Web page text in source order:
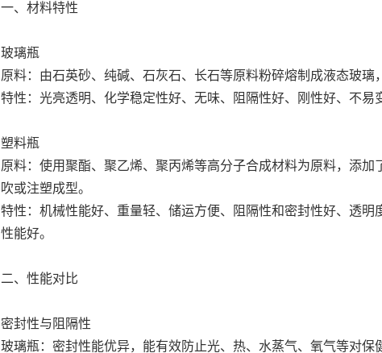
一、材料特性
玻璃瓶
原料：由石英砂、纯碱、石灰石、长石等原料粉碎熔制成液态玻璃
特性：光亮透明、化学稳定性好、无味、阻隔性好、刚性好、不易
塑料瓶
原料：使用聚酯、聚乙烯、聚丙烯等高分子合成材料为原料，添
吹或注塑成型。
特性：机械性能好、重量轻、储运方便、阻隔性和密封性好、透
性能好。
二、性能对比
密封性与阻隔性
玻璃瓶：密封性能优异，能有效防止光、热、水蒸气、氧气等对保